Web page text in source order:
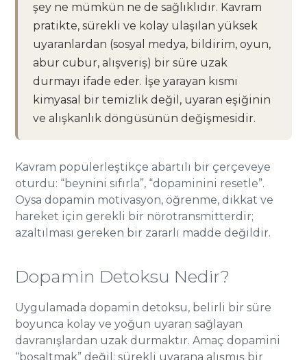
şey ne mümkün ne de sağlıklıdır. Kavram
pratikte, sürekli ve kolay ulaşılan yüksek
uyaranlardan (sosyal medya, bildirim, oyun,
abur cubur, alışveriş) bir süre uzak
durmayı ifade eder. İşe yarayan kısmı
kimyasal bir temizlik değil, uyaran eşiğinin
ve alışkanlık döngüsünün değişmesidir.
Kavram popülerleştikçe abartılı bir çerçeveye
oturdu: “beynini sıfırla”, “dopaminini resetle”.
Oysa dopamin motivasyon, öğrenme, dikkat ve
hareket için gerekli bir nörotransmitterdir;
azaltılması gereken bir zararlı madde değildir.
Dopamin Detoksu Nedir?
Uygulamada dopamin detoksu, belirli bir süre
boyunca kolay ve yoğun uyaran sağlayan
davranışlardan uzak durmaktır. Amaç dopamini
“boşaltmak” değil; sürekli uyarana alışmış bir